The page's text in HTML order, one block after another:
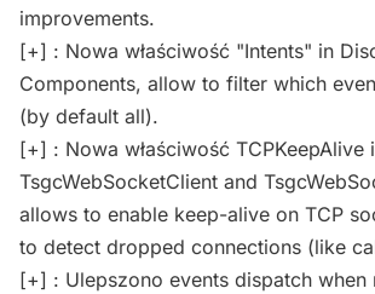
improvements.
[+] : Nowa właściwość "Intents" in
Components, allow to filter which
(by default all).
[+] : Nowa właściwość TCPKeepAlive
TsgcWebSocketClient and
allows to enable keep-alive on TCP
to detect dropped connections (like
[+] : Ulepszono events dispatch when